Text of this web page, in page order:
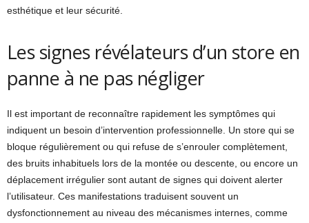
esthétique et leur sécurité.
Les signes révélateurs d’un store en
panne à ne pas négliger
Il est important de reconnaître rapidement les symptômes qui
indiquent un besoin d’intervention professionnelle. Un store qui se
bloque régulièrement ou qui refuse de s’enrouler complètement,
des bruits inhabituels lors de la montée ou descente, ou encore un
déplacement irrégulier sont autant de signes qui doivent alerter
l’utilisateur. Ces manifestations traduisent souvent un
dysfonctionnement au niveau des mécanismes internes, comme